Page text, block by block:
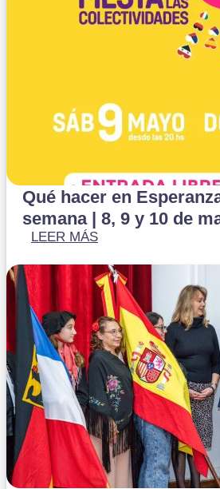
Qué hacer en
semana | 8, 9 y 10 de
LEER MÁS